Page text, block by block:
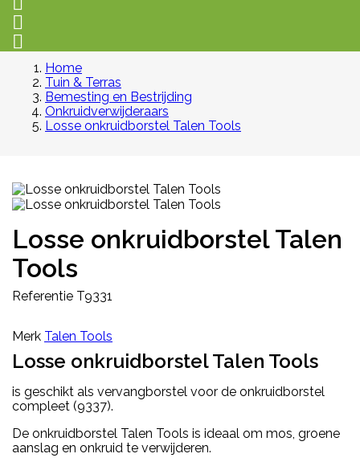


Home
Tuin & Terras
Bemesting en Bestrijding
Onkruidverwijderaars
Losse onkruidborstel Talen Tools
Losse onkruidborstel Talen
Tools
Referentie T9331
Merk Talen Tools
Losse onkruidborstel Talen Tools
is geschikt als vervangborstel voor de onkruidborstel
compleet (9337).
De onkruidborstel Talen Tools is ideaal om mos, groene
aanslag en onkruid te verwijderen.